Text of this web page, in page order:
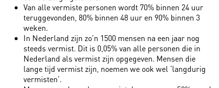
Van alle vermiste personen wordt 70% binnen 24 uur
teruggevonden, 80% binnen 48 uur en 90% binnen 3
weken.
In Nederland zijn zo’n 1500 mensen na een jaar nog
steeds vermist. Dit is 0,05% van alle personen die in
Nederland als vermist zijn opgegeven. Mensen die
lange tijd vermist zijn, noemen we ook wel ‘langdurig
vermisten’.